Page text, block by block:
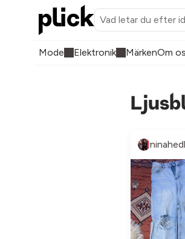
Mode Elektronik MärkenOm
ninahedl